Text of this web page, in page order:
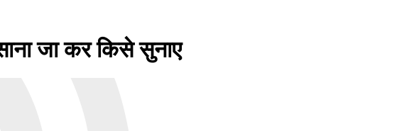
जा कर किसे सुनाए